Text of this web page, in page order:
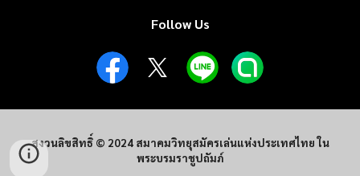
Follow Us
สงวนลิขสิทธิ์ © 2024สมาคมวิทยุสมัครเล่นแห่งประเทศไทย ใน
พระบรมราชูปถัมภ์